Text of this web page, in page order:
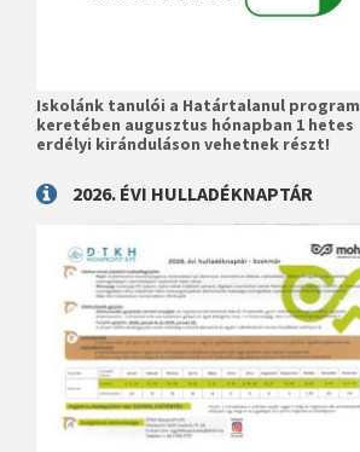
Iskolánk tanulói a Határtalanul program
keretében augusztus hónapban 1 hetes
erdélyi kiránduláson vehetnek részt!
2026. ÉVI HULLADÉKNAPTÁR